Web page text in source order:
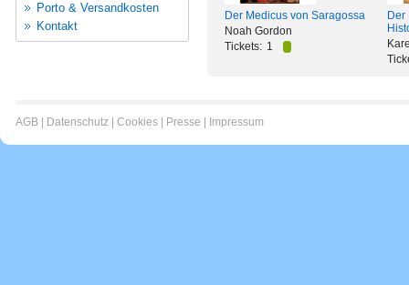
Porto & Versandkosten
Kontakt
Der Medicus von Saragossa
Noah Gordon
Tickets: 1
Der
AGB Datenschutz Cookies Presse Impressum